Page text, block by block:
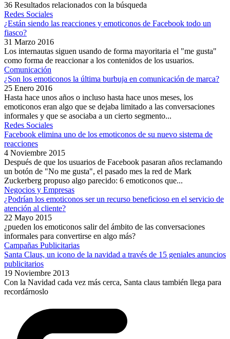
36 Resultados relacionados con la búsqueda
Redes Sociales
¿Están siendo las reacciones y emoticonos de Facebook todo un
fiasco?
31 Marzo 2016
Los internautas siguen usando de forma mayoritaria el "me gusta"
como forma de reaccionar a los contenidos de los usuarios.
Comunicación
¿Son los emoticonos la última burbuja en comunicación de marca?
25 Enero 2016
Hasta hace unos años o incluso hasta hace unos meses, los
emoticonos eran algo que se dejaba limitado a las conversaciones
informales y que se asociaba a un cierto segmento...
Redes Sociales
Facebook elimina uno de los emoticonos de su nuevo sistema de
reacciones
4 Noviembre 2015
Después de que los usuarios de Facebook pasaran años reclamando
un botón de "No me gusta", el pasado mes la red de Mark
Zuckerberg propuso algo parecido: 6 emoticonos que...
Negocios y Empresas
¿Podrían los emoticonos ser un recurso beneficioso en el servicio de
atención al cliente?
22 Mayo 2015
¿pueden los emoticonos salir del ámbito de las conversaciones
informales para convertirse en algo más?
Campañas Publicitarias
Santa Claus, un icono de la navidad a través de 15 geniales anuncios
publicitarios
19 Noviembre 2013
Con la Navidad cada vez más cerca, Santa claus también llega para
recordárnoslo